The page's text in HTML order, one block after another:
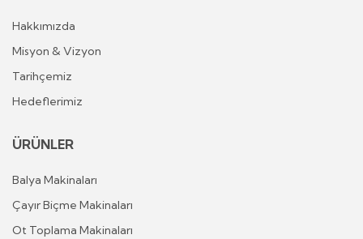
Hakkımızda
Misyon & Vizyon
Tarihçemiz
Hedeflerimiz
ÜRÜNLER
Balya Makinaları
Çayır Biçme Makinaları
Ot Toplama Makinaları